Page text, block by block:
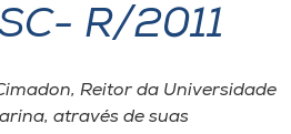
R/2011
Reitor da Universidade
através de suas